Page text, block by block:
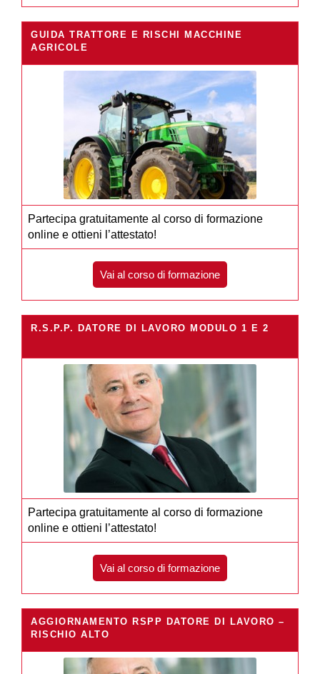
GUIDA TRATTORE E RISCHI MACCHINE
AGRICOLE
Partecipa gratuitamente al corso di formazione
online e ottieni l’attestato!
Vai al corso di formazione
R.S.P.P. DATORE DI LAVORO MODULO 1 E 2
Partecipa gratuitamente al corso di formazione
online e ottieni l’attestato!
Vai al corso di formazione
AGGIORNAMENTO RSPP DATORE DI LAVORO –
RISCHIO ALTO